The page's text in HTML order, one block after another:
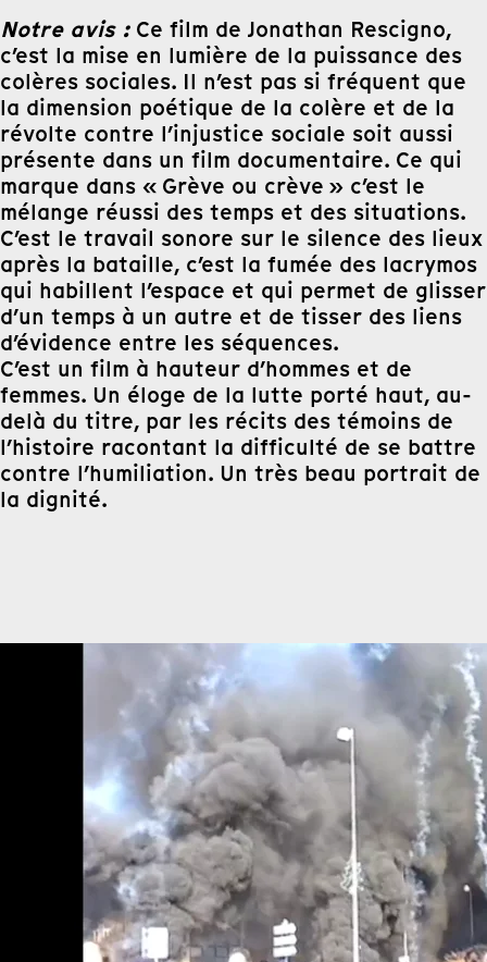
Notre avis :Ce film de Jonathan Rescigno,
c’est la mise en lumière de la puissance des
colères sociales. Il n’est pas si fréquent que
la dimension poétique de la colère et de la
révolte contre l’injustice sociale soit aussi
présente dans un film documentaire. Ce qui
marque dans « Grève ou crève » c’est le
mélange réussi des temps et des situations.
C’est le travail sonore sur le silence des lieux
après la bataille, c’est la fumée des lacrymos
qui habillent l’espace et qui permet de glisser
d’un temps à un autre et de tisser des liens
d’évidence entre les séquences.
C’est un film à hauteur d’hommes et de
femmes. Un éloge de la lutte porté haut, au-
delà du titre, par les récits des témoins de
l’histoire racontant la difficulté de se battre
contre l’humiliation. Un très beau portrait de
la dignité.